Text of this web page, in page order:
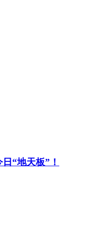
“地天板”！